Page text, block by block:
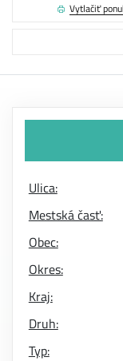
Vytlačiť
Ulica:
Mestská časť:
Obec:
Okres:
Kraj:
Druh:
Typ: